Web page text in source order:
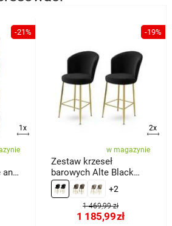
-21%
1x
and
-19%
2x
w magazynie
Zestaw krzeseł
barowych Alte Black
and Gold, 2 szt.+2
1 469,99 zł
1 185,99zł